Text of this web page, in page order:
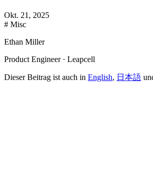
Okt. 21, 2025
# Misc
Ethan Miller
Product Engineer · Leapcell
Dieser Beitrag ist auch in English, 日本語